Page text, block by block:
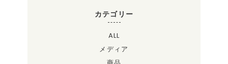
カテゴリー
ALL
メディア